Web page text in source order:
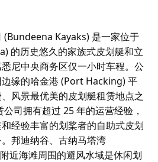
(Bundeena Kayaks) 是一家位于
的历史悠久的家族式皮划艇和立
尼中央商务区仅一小时车程。公
缘的哈金港 (Port Hacking) 平
风景最优美的皮划艇租赁地点之
司拥有超过 25 年的运营经验，
经验丰富的划桨者的自助式皮划
邦迪纳谷、古纳马塔湾
近海滩周围的避风水域是休闲划